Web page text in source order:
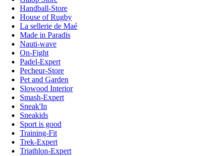
Handball-Store
House of Rugby
La sellerie de Maé
Made in Paradis
Nauti-wave
On-Fight
Padel-Expert
Pecheur-Store
Pet and Garden
Slowood Interior
Smash-Expert
Sneak'In
Sneakids
Sport is good
Training-Fit
Trek-Expert
Triathlon-Expert